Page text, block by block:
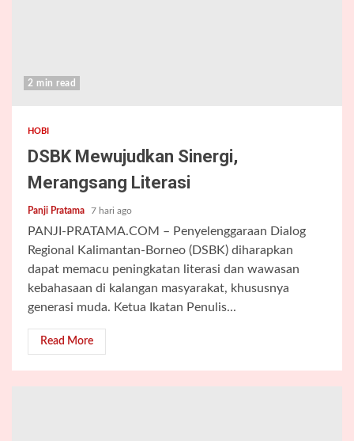
2 min read
HOBI
DSBK Mewujudkan Sinergi,
Merangsang Literasi
Panji Pratama 7 hari ago
PANJI-PRATAMA.COM – Penyelenggaraan Dialog
Regional Kalimantan-Borneo (DSBK) diharapkan
dapat memacu peningkatan literasi dan wawasan
kebahasaan di kalangan masyarakat, khususnya
generasi muda. Ketua Ikatan Penulis...
Read More